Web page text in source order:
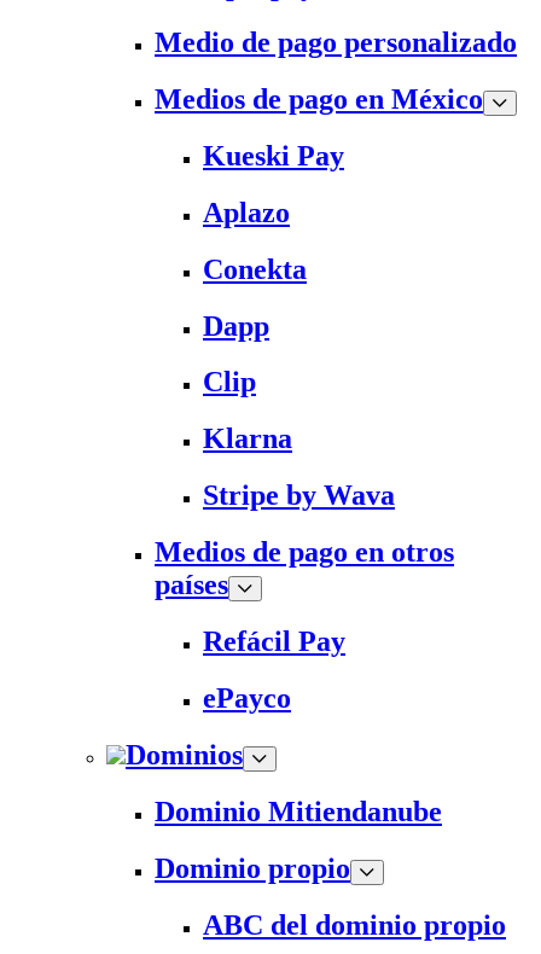
Medio de pago personalizado
Medios de pago en México
Kueski Pay
Aplazo
Conekta
Dapp
Clip
Klarna
Stripe by Wava
Medios de pago en otros
países
Refácil Pay
ePayco
Dominios
Dominio Mitiendanube
Dominio propio
ABC del dominio propio